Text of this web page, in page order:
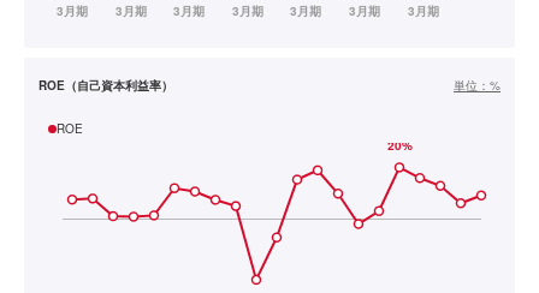
ROE（自己資本利益率） 単位： %
ROE